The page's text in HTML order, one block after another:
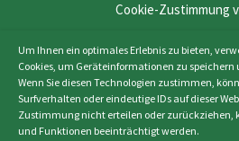
Cookie-Zustimmung
Um Ihnen ein optimales Erlebnis zu bieten,
Cookies, um Geräteinformationen zu
Wenn Sie diesen Technologien zustimmen,
Surfverhalten oder eindeutige IDs auf dieser
Zustimmung nicht erteilen oder zurückziehen,
und Funktionen beeinträchtigt werden.
deutsch und farsi an. Wir haben
Begegnung, lernen die Bibel
Glauben kennen.
Termine: Der Farsi-Kreis trifft
17.30 bis ca. 19 Uhr.